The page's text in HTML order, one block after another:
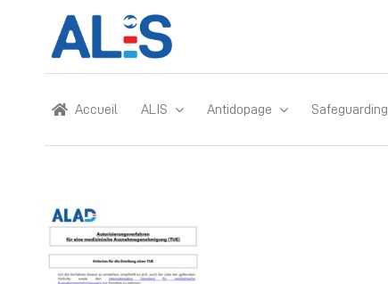
Accueil ALIS Antidopage Safeguarding